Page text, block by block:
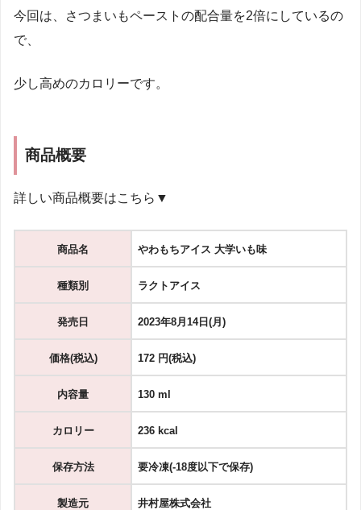
今回は、さつまいもペーストの配合量を2倍にしているの
で、
少し高めのカロリーです。
商品概要
詳しい商品概要はこちら▼
商品名 やわもちアイス 大学いも味
種類別 ラクトアイス
発売日 2023年8月14日(月)
価格(税込) 172 円(税込)
内容量 130 ml
カロリー 236 kcal
保存方法 要冷凍(-18度以下で保存)
製造元 井村屋株式会社